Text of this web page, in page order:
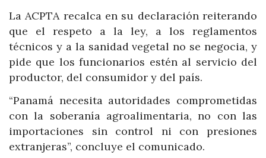
La ACPTA recalca en su declaración reiterando
que el respeto a la ley, a los reglamentos
técnicos y a la sanidad vegetal no se negocia, y
pide que los funcionarios estén al servicio del
productor, del consumidor y del país.
“Panamá necesita autoridades comprometidas
con la soberanía agroalimentaria, no con las
importaciones sin control ni con presiones
extranjeras”, concluye el comunicado.